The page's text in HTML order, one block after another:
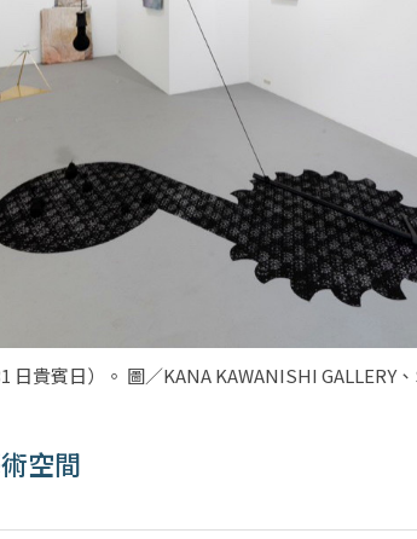
日貴賓日）。 圖／KANA KAWANISHI GALLERY
空間